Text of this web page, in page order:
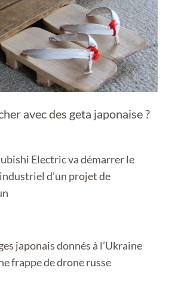
avec des geta japonaise ?
Electric va démarrer le
d’un projet de
japonais donnés à l’Ukraine
frappe de drone russe